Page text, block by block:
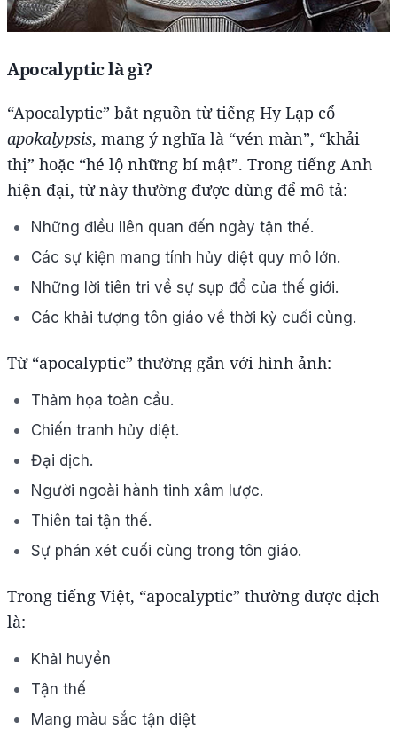
Apocalyptic là gì?
“Apocalyptic” bắt nguồn từ tiếng Hy Lạp cổ
apokalypsis, mang ý nghĩa là “vén màn”, “khải
thị” hoặc “hé lộ những bí mật”. Trong tiếng Anh
hiện đại, từ này thường được dùng để mô tả:
Những điều liên quan đến ngày tận thế.
Các sự kiện mang tính hủy diệt quy mô lớn.
Những lời tiên tri về sự sụp đổ của thế giới.
Các khải tượng tôn giáo về thời kỳ cuối cùng.
Từ “apocalyptic” thường gắn với hình ảnh:
Thảm họa toàn cầu.
Chiến tranh hủy diệt.
Đại dịch.
Người ngoài hành tinh xâm lược.
Thiên tai tận thế.
Sự phán xét cuối cùng trong tôn giáo.
Trong tiếng Việt, “apocalyptic” thường được dịch
là:
Khải huyền
Tận thế
Mang màu sắc tận diệt